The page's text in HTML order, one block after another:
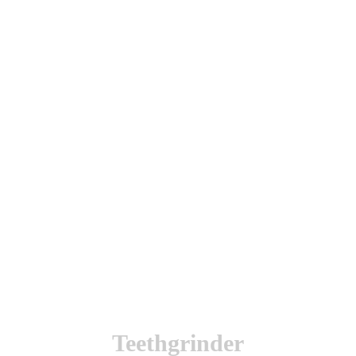
Teethgrinder